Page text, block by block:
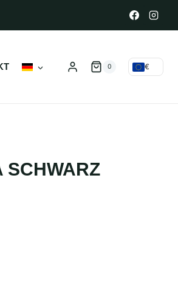
0 €
SCHWARZ